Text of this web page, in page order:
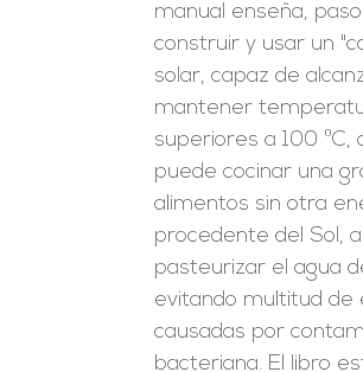
manual enseña,
construir y usar un
solar, capaz de
mantener
superiores a 100 ºC,
puede cocinar una
alimentos sin otra
procedente del Sol,
pasteurizar el agua
evitando multitud de
causadas por
bacteriana. El libro